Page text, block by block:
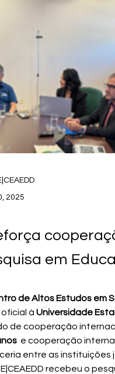
2025
em
de Altos Estudos em
à Universidade
de cooperação
e cooperação
entre as instituições
recebeu o